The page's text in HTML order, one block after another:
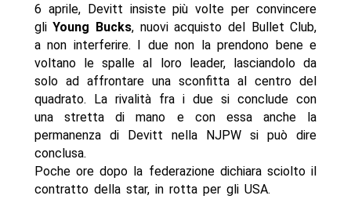
6 aprile, Devitt insiste più volte per convincere
gliYoung Bucks, nuovi acquisto del Bullet Club,
a non interferire. I due non la prendono bene e
voltano le spalle al loro leader, lasciandolo da
solo ad affrontare una sconfitta al centro del
quadrato. La rivalità fra i due si conclude con
una stretta di mano e con essa anche la
permanenza di Devitt nella NJPW si può dire
conclusa.
Poche ore dopo la federazione dichiara sciolto il
contratto della star, in rotta per gli USA.